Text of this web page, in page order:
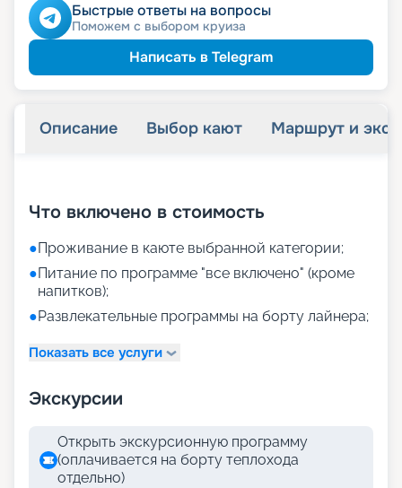
Быстрые ответы на вопросы
Поможем с выбором круиза
Написать в Telegram
Описание Выбор кают Маршрут и
Что включено в стоимость
●Проживание в каюте выбранной категории;
●Питание по программе "все включено" (кроме
напитков);
●Развлекательные программы на борту лайнера;
Показать все услуги
Экскурсии
Открыть экскурсионную программу
(оплачивается на борту теплохода
отдельно)